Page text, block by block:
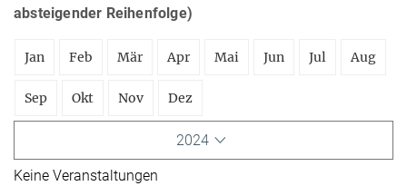
absteigender Reihenfolge)
Jan Feb Mär Apr Mai Jun Jul Aug
Sep Okt Nov Dez
2024
Keine Veranstaltungen